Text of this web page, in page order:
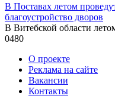
В Поставах летом
благоустройство дворов
В Витебской области
0480
О проекте
Реклама на сайте
Вакансии
Контакты